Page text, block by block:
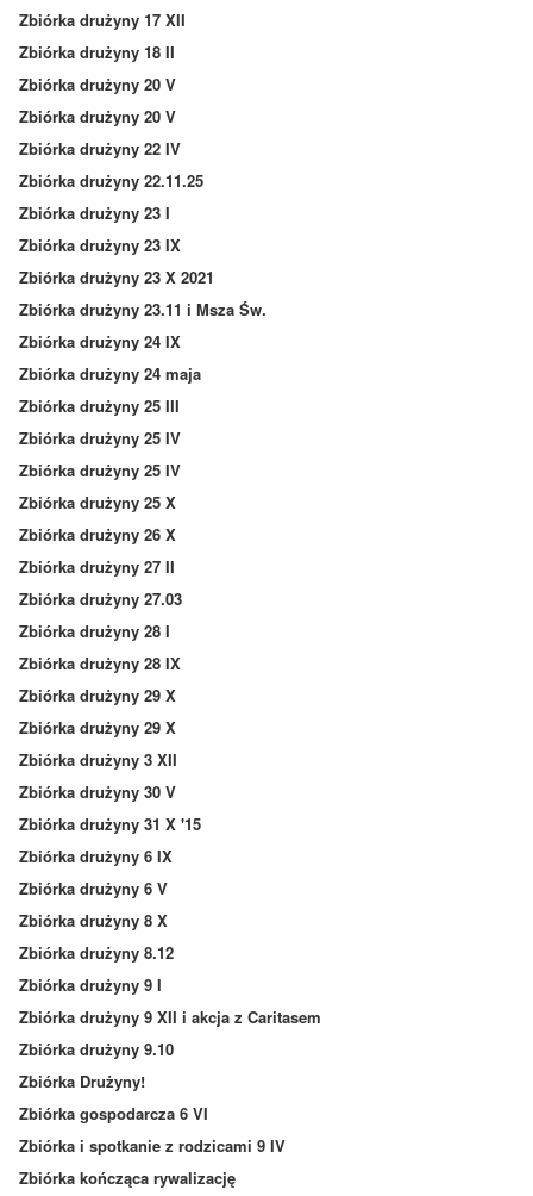
Zbiórka drużyny 17 XII
Zbiórka drużyny 18 II
Zbiórka drużyny 20 V
Zbiórka drużyny 20 V
Zbiórka drużyny 22 IV
Zbiórka drużyny 22.11.25
Zbiórka drużyny 23 I
Zbiórka drużyny 23 IX
Zbiórka drużyny 23 X 2021
Zbiórka drużyny 23.11 i Msza Św.
Zbiórka drużyny 24 IX
Zbiórka drużyny 24 maja
Zbiórka drużyny 25 III
Zbiórka drużyny 25 IV
Zbiórka drużyny 25 IV
Zbiórka drużyny 25 X
Zbiórka drużyny 26 X
Zbiórka drużyny 27 II
Zbiórka drużyny 27.03
Zbiórka drużyny 28 I
Zbiórka drużyny 28 IX
Zbiórka drużyny 29 X
Zbiórka drużyny 29 X
Zbiórka drużyny 3 XII
Zbiórka drużyny 30 V
Zbiórka drużyny 31 X '15
Zbiórka drużyny 6 IX
Zbiórka drużyny 6 V
Zbiórka drużyny 8 X
Zbiórka drużyny 8.12
Zbiórka drużyny 9 I
Zbiórka drużyny 9 XII i akcja z Caritasem
Zbiórka drużyny 9.10
Zbiórka Drużyny!
Zbiórka gospodarcza 6 VI
Zbiórka i spotkanie z rodzicami 9 IV
Zbiórka kończąca rywalizację